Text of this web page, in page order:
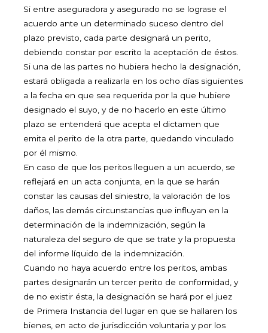
Si entre aseguradora y asegurado no se lograse el
acuerdo ante un determinado suceso dentro del
plazo previsto, cada parte designará un perito,
debiendo constar por escrito la aceptación de éstos.
Si una de las partes no hubiera hecho la designación,
estará obligada a realizarla en los ocho días siguientes
a la fecha en que sea requerida por la que hubiere
designado el suyo, y de no hacerlo en este último
plazo se entenderá que acepta el dictamen que
emita el perito de la otra parte, quedando vinculado
por él mismo.
En caso de que los peritos lleguen a un acuerdo, se
reflejará en un acta conjunta, en la que se harán
constar las causas del siniestro, la valoración de los
daños, las demás circunstancias que influyan en la
determinación de la indemnización, según la
naturaleza del seguro de que se trate y la propuesta
del informe líquido de la indemnización.
Cuando no haya acuerdo entre los peritos, ambas
partes designarán un tercer perito de conformidad, y
de no existir ésta, la designación se hará por el juez
de Primera Instancia del lugar en que se hallaren los
bienes, en acto de jurisdicción voluntaria y por los